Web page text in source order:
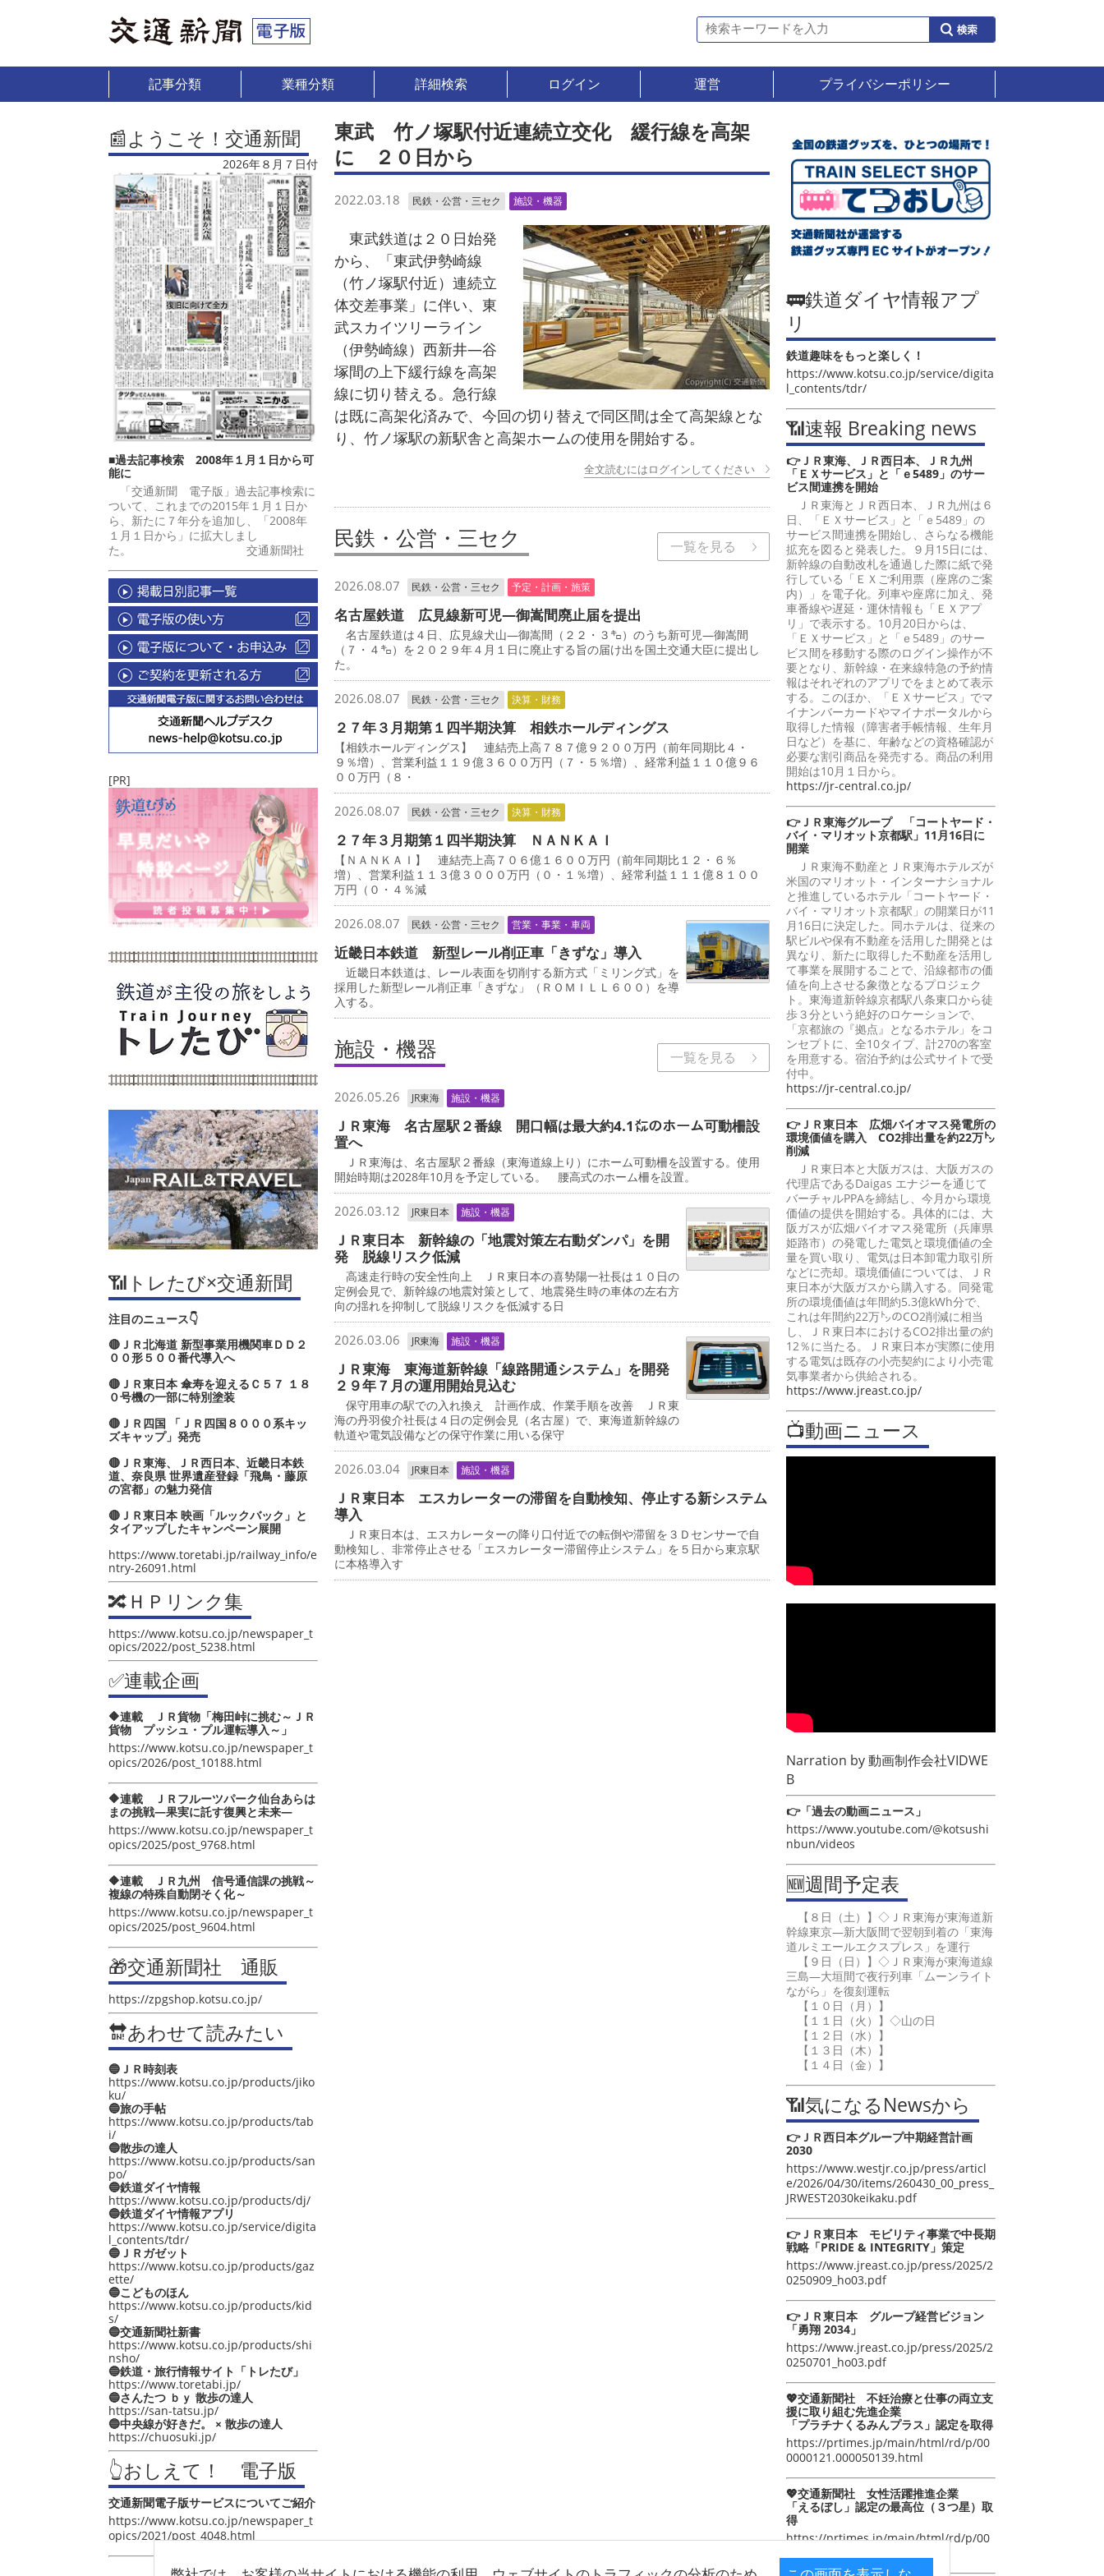
記事分類 業種分類 詳細検索 ログイン 運営 プライバシーポリシー
📰ようこそ！交通新聞
2026年８月７日付
■過去記事検索 2008年１月１日から可
能に
「交通新聞 電子版」過去記事検索に
ついて、これまでの2015年１月１日か
ら、新たに７年分を追加し、「2008年
１月１日から」に拡大しまし
た。 交通新聞社
[PR]
📶トレたび×交通新聞
注目のニュース👇
🔴ＪＲ北海道 新型事業用機関車ＤＤ２
００形５００番代導入へ
🔴ＪＲ東日本 傘寿を迎えるＣ５７ １８
０号機の一部に特別塗装
🔴ＪＲ四国 「ＪＲ四国８０００系キッ
ズキャップ」発売
🔴ＪＲ東海、ＪＲ西日本、近畿日本鉄
道、奈良県 世界遺産登録「飛鳥・藤原
の宮都」の魅力発信
🔴ＪＲ東日本 映画「ルックバック」と
タイアップしたキャンペーン展開
https://www.toretabi.jp/railway_info/e
ntry-26091.html
🔀ＨＰリンク集
https://www.kotsu.co.jp/newspaper_t
opics/2022/post_5238.html
✅連載企画
🔶連載 ＪＲ貨物「梅田峠に挑む～ＪＲ
貨物 プッシュ・プル運転導入～」
https://www.kotsu.co.jp/newspaper_t
opics/2026/post_10188.html
🔶連載 ＪＲフルーツパーク仙台あらは
まの挑戦―果実に託す復興と未来―
https://www.kotsu.co.jp/newspaper_t
opics/2025/post_9768.html
🔶連載 ＪＲ九州 信号通信課の挑戦～
複線の特殊自動閉そく化～
https://www.kotsu.co.jp/newspaper_t
opics/2025/post_9604.html
🎁交通新聞社 通販
https://zpgshop.kotsu.co.jp/
🔛あわせて読みたい
🔵ＪＲ時刻表
https://www.kotsu.co.jp/products/jiko
ku/
🔵旅の手帖
https://www.kotsu.co.jp/products/tab
i/
🔵散歩の達人
https://www.kotsu.co.jp/products/san
po/
🔵鉄道ダイヤ情報
https://www.kotsu.co.jp/products/dj/
🔵鉄道ダイヤ情報アプリ
https://www.kotsu.co.jp/service/digita
l_contents/tdr/
🔵ＪＲガゼット
https://www.kotsu.co.jp/products/gaz
ette/
🔵こどものほん
https://www.kotsu.co.jp/products/kid
s/
🔵交通新聞社新書
https://www.kotsu.co.jp/products/shi
nsho/
🔵鉄道・旅行情報サイト「トレたび」
https://www.toretabi.jp/
🔵さんたつ ｂｙ 散歩の達人
https://san-tatsu.jp/
🔵中央線が好きだ。 × 散歩の達人
https://chuosuki.jp/
👆おしえて！ 電子版
交通新聞電子版サービスについてご紹介
https://www.kotsu.co.jp/newspaper_t
opics/2021/post_4048.html
東武 竹ノ塚駅付近連続立交化 緩行線を高架
に ２０日から
2022.03.18 民鉄・公営・三セク 施設・機器
東武鉄道は２０日始発
から、「東武伊勢崎線
（竹ノ塚駅付近）連続立
体交差事業」に伴い、東
武スカイツリーライン
（伊勢崎線）西新井―谷
塚間の上下緩行線を高架
線に切り替える。急行線
は既に高架化済みで、今回の切り替えで同区間は全て高架線とな
り、竹ノ塚駅の新駅舎と高架ホームの使用を開始する。
全文読むにはログインしてください
民鉄・公営・三セク 一覧を見る
2026.08.07 民鉄・公営・三セク 予定・計画・施策
名古屋鉄道 広見線新可児―御嵩間廃止届を提出
名古屋鉄道は４日、広見線犬山―御嵩間（２２・３㌔）のうち新可児―御嵩間
（７・４㌔）を２０２９年４月１日に廃止する旨の届け出を国土交通大臣に提出し
た。
2026.08.07 民鉄・公営・三セク 決算・財務
２７年３月期第１四半期決算 相鉄ホールディングス
【相鉄ホールディングス】 連結売上高７８７億９２００万円（前年同期比４・
９％増）、営業利益１１９億３６００万円（７・５％増）、経常利益１１０億９６
００万円（８・
2026.08.07 民鉄・公営・三セク 決算・財務
２７年３月期第１四半期決算 ＮＡＮＫＡＩ
【ＮＡＮＫＡＩ】 連結売上高７０６億１６００万円（前年同期比１２・６％
増）、営業利益１１３億３０００万円（０・１％増）、経常利益１１１億８１００
万円（０・４％減
2026.08.07 民鉄・公営・三セク 営業・事業・車両
近畿日本鉄道 新型レール削正車「きずな」導入
近畿日本鉄道は、レール表面を切削する新方式「ミリング式」を
採用した新型レール削正車「きずな」（ＲＯＭＩＬＬ６００）を導
入する。
施設・機器 一覧を見る
2026.05.26 JR東海 施設・機器
ＪＲ東海 名古屋駅２番線 開口幅は最大約4.1㍍のホーム可動柵設
置へ
ＪＲ東海は、名古屋駅２番線（東海道線上り）にホーム可動柵を設置する。使用
開始時期は2028年10月を予定している。 腰高式のホーム柵を設置。
2026.03.12 JR東日本 施設・機器
ＪＲ東日本 新幹線の「地震対策左右動ダンパ」を開
発 脱線リスク低減
高速走行時の安全性向上 ＪＲ東日本の喜㔟陽一社長は１０日の
定例会見で、新幹線の地震対策として、地震発生時の車体の左右方
向の揺れを抑制して脱線リスクを低減する日
2026.03.06 JR東海 施設・機器
ＪＲ東海 東海道新幹線「線路開通システム」を開発
２９年７月の運用開始見込む
保守用車の駅での入れ換え 計画作成、作業手順を改善 ＪＲ東
海の丹羽俊介社長は４日の定例会見（名古屋）で、東海道新幹線の
軌道や電気設備などの保守作業に用いる保守
2026.03.04 JR東日本 施設・機器
ＪＲ東日本 エスカレーターの滞留を自動検知、停止する新システム
導入
ＪＲ東日本は、エスカレーターの降り口付近での転倒や滞留を３Ｄセンサーで自
動検知し、非常停止させる「エスカレーター滞留停止システム」を５日から東京駅
に本格導入す
🚃鉄道ダイヤ情報アプ
リ
鉄道趣味をもっと楽しく！
https://www.kotsu.co.jp/service/digita
l_contents/tdr/
📶速報 Breaking news
👉ＪＲ東海、ＪＲ西日本、ＪＲ九州
「ＥＸサービス」と「ｅ5489」のサー
ビス間連携を開始
ＪＲ東海とＪＲ西日本、ＪＲ九州は６
日、「ＥＸサービス」と「ｅ5489」の
サービス間連携を開始し、さらなる機能
拡充を図ると発表した。９月15日には、
新幹線の自動改札を通過した際に紙で発
行している「ＥＸご利用票（座席のご案
内）」を電子化。列車や座席に加え、発
車番線や遅延・運休情報も「ＥＸアプ
リ」で表示する。10月20日からは、
「ＥＸサービス」と「ｅ5489」のサー
ビス間を移動する際のログイン操作が不
要となり、新幹線・在来線特急の予約情
報はそれぞれのアプリでをまとめて表示
する。このほか、「ＥＸサービス」でマ
イナンバーカードやマイナポータルから
取得した情報（障害者手帳情報、生年月
日など）を基に、年齢などの資格確認が
必要な割引商品を発売する。商品の利用
開始は10月１日から。
https://jr-central.co.jp/
👉ＪＲ東海グループ 「コートヤード・
バイ・マリオット京都駅」11月16日に
開業
ＪＲ東海不動産とＪＲ東海ホテルズが
米国のマリオット・インターナショナル
と推進しているホテル「コートヤード・
バイ・マリオット京都駅」の開業日が11
月16日に決定した。同ホテルは、従来の
駅ビルや保有不動産を活用した開発とは
異なり、新たに取得した不動産を活用し
て事業を展開することで、沿線都市の価
値を向上させる象徴となるプロジェク
ト。東海道新幹線京都駅八条東口から徒
歩３分という絶好のロケーションで、
「京都旅の『拠点』となるホテル」をコ
ンセプトに、全10タイプ、計270の客室
を用意する。宿泊予約は公式サイトで受
付中。
https://jr-central.co.jp/
👉ＪＲ東日本 広畑バイオマス発電所の
環境価値を購入 CO2排出量を約22万㌧
削減
ＪＲ東日本と大阪ガスは、大阪ガスの
代理店であるDaigas エナジーを通じて
バーチャルPPAを締結し、今月から環境
価値の提供を開始する。具体的には、大
阪ガスが広畑バイオマス発電所（兵庫県
姫路市）の発電した電気と環境価値の全
量を買い取り、電気は日本卸電力取引所
などに売却。環境価値については、ＪＲ
東日本が大阪ガスから購入する。同発電
所の環境価値は年間約5.3億kWh分で、
これは年間約22万㌧のCO2削減に相当
し、ＪＲ東日本におけるCO2排出量の約
12％に当たる。ＪＲ東日本が実際に使用
する電気は既存の小売契約により小売電
気事業者から供給される。
https://www.jreast.co.jp/
📺動画ニュース
Narration by動画制作会社VIDWE
B
👉「過去の動画ニュース」
https://www.youtube.com/@kotsushi
nbun/videos
🆕週間予定表
【８日（土）】◇ＪＲ東海が東海道新
幹線東京―新大阪間で翌朝到着の「東海
道ルミエールエクスプレス」を運行
【９日（日）】◇ＪＲ東海が東海道線
三島―大垣間で夜行列車「ムーンライト
ながら」を復刻運転
【１０日（月）】
【１１日（火）】◇山の日
【１２日（水）】
【１３日（木）】
【１４日（金）】
📶気になるNewsから
👉ＪＲ西日本グループ中期経営計画
2030
https://www.westjr.co.jp/press/articl
e/2026/04/30/items/260430_00_press_
JRWEST2030keikaku.pdf
👉ＪＲ東日本 モビリティ事業で中長期
戦略「PRIDE & INTEGRITY」策定
https://www.jreast.co.jp/press/2025/2
0250909_ho03.pdf
👉ＪＲ東日本 グループ経営ビジョン
「勇翔 2034」
https://www.jreast.co.jp/press/2025/2
0250701_ho03.pdf
💖交通新聞社 不妊治療と仕事の両立支
援に取り組む先進企業
「プラチナくるみんプラス」認定を取得
https://prtimes.jp/main/html/rd/p/00
0000121.000050139.html
💖交通新聞社 女性活躍推進企業
「えるぼし」認定の最高位（３つ星）取
得
https://prtimes.jp/main/html/rd/p/00